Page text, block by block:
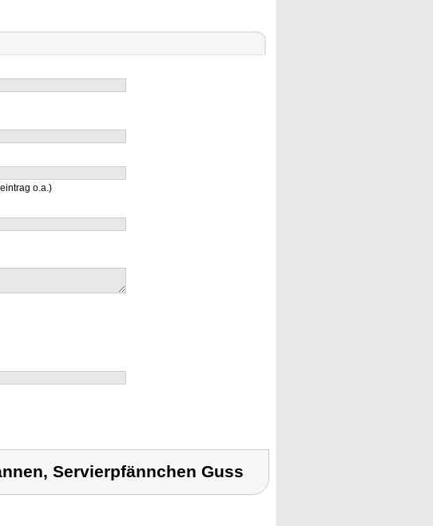
o.a.)
Servierpfännchen Guss